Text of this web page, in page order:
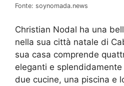
Fonte: soynomada.news
Christian Nodal ha una
nella sua città natale di
sua casa comprende
eleganti e
due cucine, una piscina e